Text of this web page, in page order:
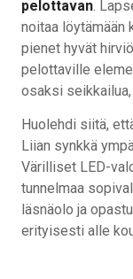
pelottavan .
noitaa löytämään
pienet hyvät
pelottaville
osaksi
Huolehdi siitä,
Liian synkkä
Värilliset LED-
tunnelmaa
läsnäolo ja
erityisesti alle